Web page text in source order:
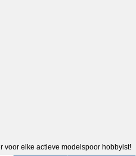
voor elke actieve modelspoor hobbyist!